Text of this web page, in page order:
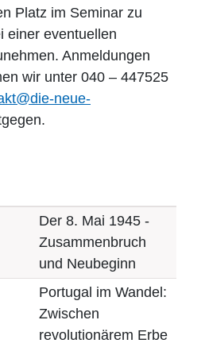
Platz im Seminar zu
einer eventuellen
Anmeldungen
wir unter 040 – 447525
neue-
Der 8. Mai 1945 -
Zusammenbruch
und Neubeginn
Portugal im Wandel:
Zwischen
revolutionärem Erbe